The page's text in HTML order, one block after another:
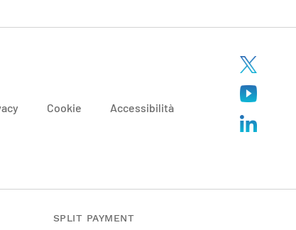
Cookie Accessibilità
SPLIT PAYMENT